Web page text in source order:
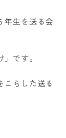
年生を送る会
です。
こらした送る